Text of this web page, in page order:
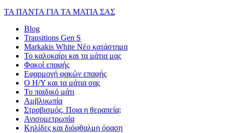
ΤΑ ΠΑΝΤΑ ΓΙΑ ΤΑ ΜΑΤΙΑ ΣΑΣ
Blog
Transitions Gen S
Markakis White Νέο κατάστημα
Το καλοκαίρι και τα μάτια μας
Φακοί επαφής
Εφαρμογή φακών επαφής
Ο Η/Υ και τα μάτια σας
Το παιδικό μάτι
Αμβλυωπία
Στραβισμός. Ποια η θεραπεία;
Ανισομετρωπία
Κηλίδες και διόφθαλμη όραση